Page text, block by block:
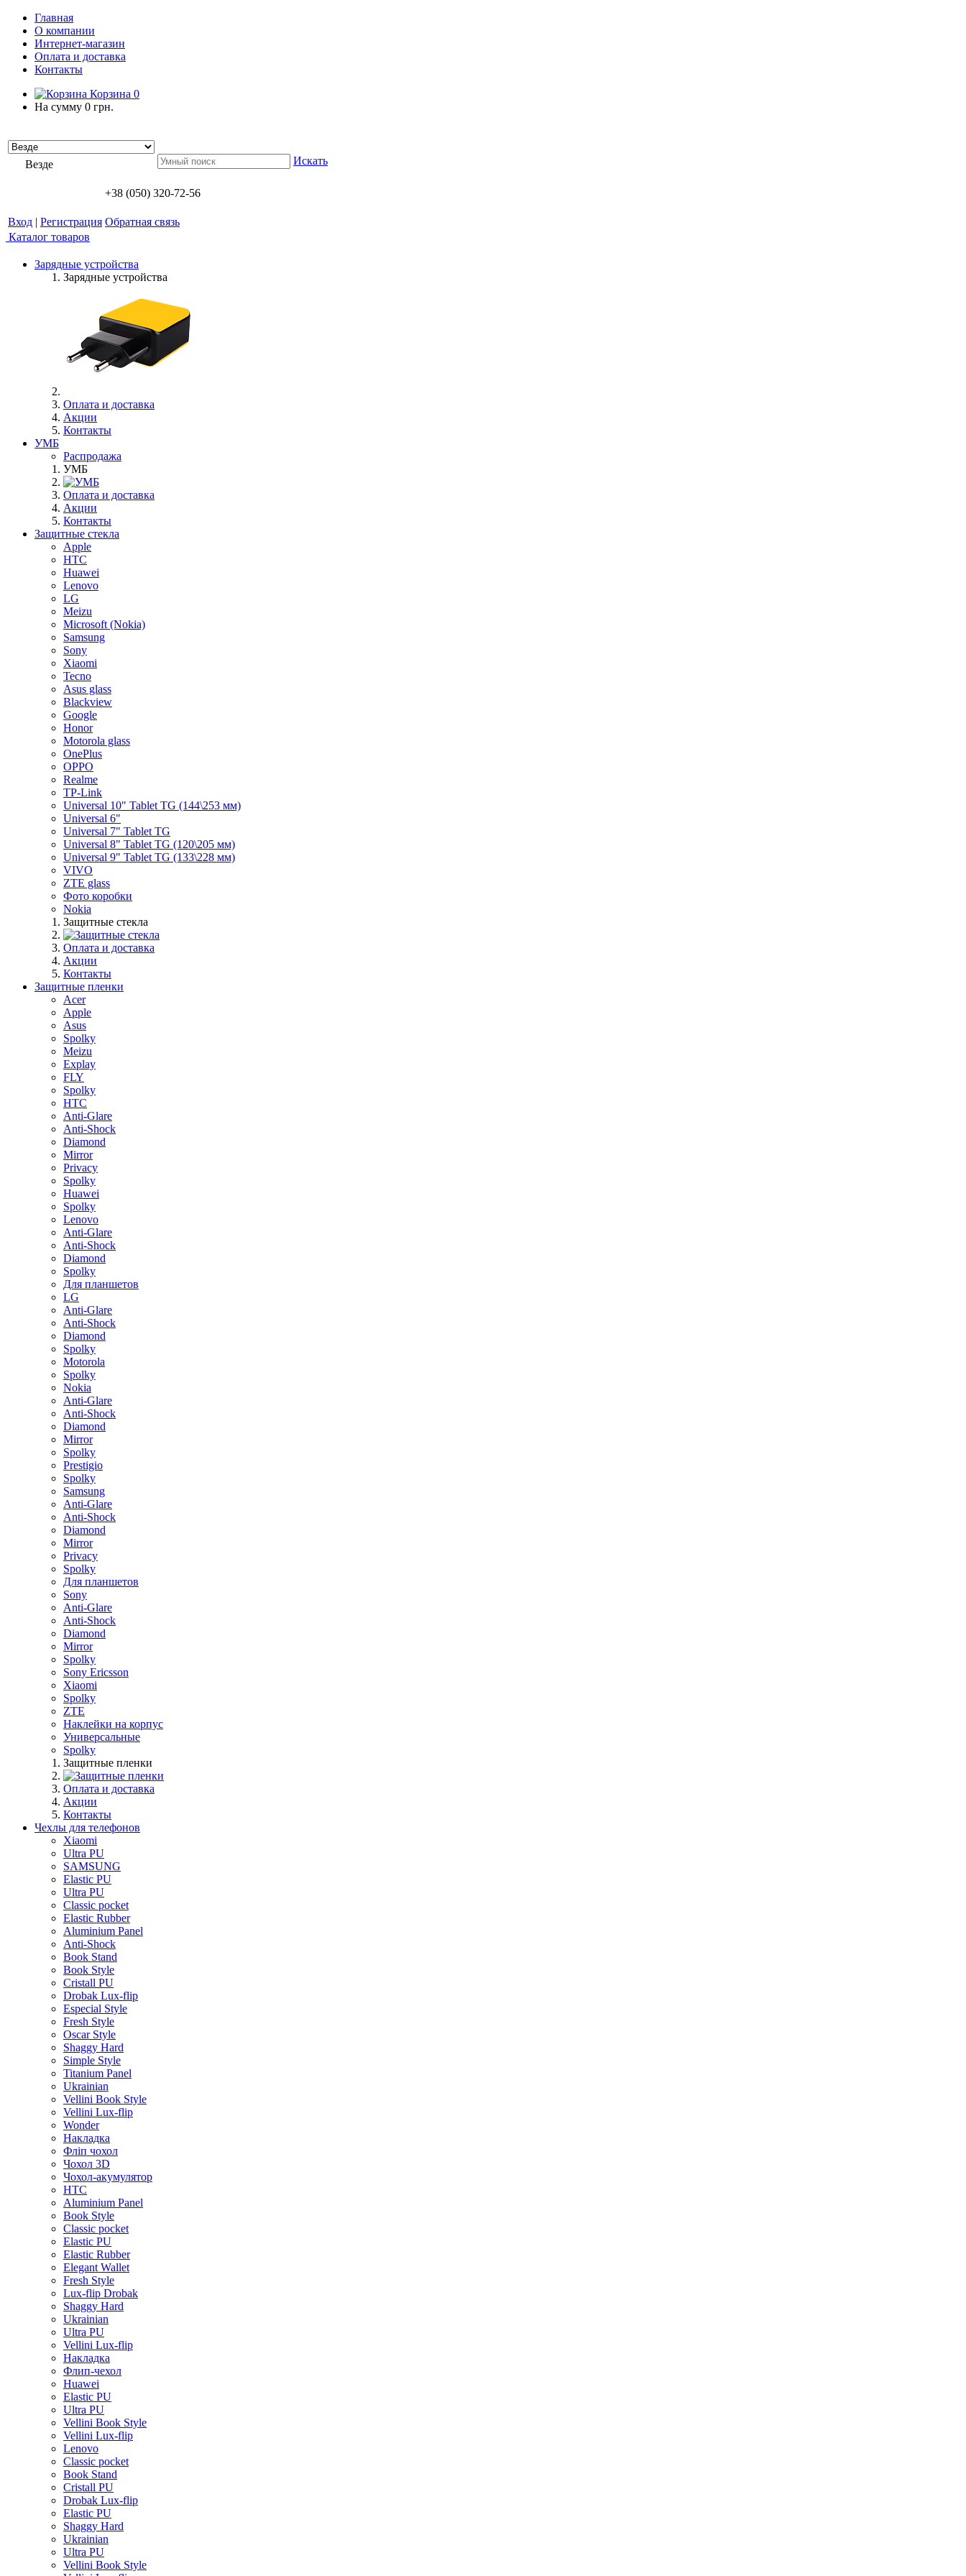
Главная
О компании
Интернет-магазин
Оплата и доставка
Контакты
Корзина 0
На сумму 0 грн.
Везде Искать
+38 (050) 320-72-56
Вход | Регистрация Обратная связь
Каталог товаров
Зарядные устройства
Зарядные устройства
Оплата и доставка
Акции
Контакты
УМБ
Распродажа
УМБ
Оплата и доставка
Акции
Контакты
Защитные стекла
Apple
HTC
Huawei
Lenovo
LG
Meizu
Microsoft (Nokia)
Samsung
Sony
Xiaomi
Tecno
Asus glass
Blackview
Google
Honor
Motorola glass
OnePlus
OPPO
Realme
TP-Link
Universal 10" Tablet TG (144\253 мм)
Universal 6"
Universal 7" Tablet TG
Universal 8" Tablet TG (120\205 мм)
Universal 9" Tablet TG (133\228 мм)
VIVO
ZTE glass
Фото коробки
Nokia
Защитные стекла
Оплата и доставка
Акции
Контакты
Защитные пленки
Acer
Apple
Asus
Spolky
Meizu
Explay
FLY
Spolky
HTC
Anti-Glare
Anti-Shock
Diamond
Mirror
Privacy
Spolky
Huawei
Spolky
Lenovo
Anti-Glare
Anti-Shock
Diamond
Spolky
Для планшетов
LG
Anti-Glare
Anti-Shock
Diamond
Spolky
Motorola
Spolky
Nokia
Anti-Glare
Anti-Shock
Diamond
Mirror
Spolky
Prestigio
Spolky
Samsung
Anti-Glare
Anti-Shock
Diamond
Mirror
Privacy
Spolky
Для планшетов
Sony
Anti-Glare
Anti-Shock
Diamond
Mirror
Spolky
Sony Ericsson
Xiaomi
Spolky
ZTE
Наклейки на корпус
Универсальные
Spolky
Защитные пленки
Оплата и доставка
Акции
Контакты
Чехлы для телефонов
Xiaomi
Ultra PU
SAMSUNG
Elastic PU
Ultra PU
Classic pocket
Elastic Rubber
Aluminium Panel
Anti-Shock
Book Stand
Book Style
Cristall PU
Drobak Lux-flip
Especial Style
Fresh Style
Oscar Style
Shaggy Hard
Simple Style
Titanium Panel
Ukrainian
Vellini Book Style
Vellini Lux-flip
Wonder
Накладка
Фліп чохол
Чохол 3D
Чохол-акумулятор
HTC
Aluminium Panel
Book Style
Classic pocket
Elastic PU
Elastic Rubber
Elegant Wallet
Fresh Style
Lux-flip Drobak
Shaggy Hard
Ukrainian
Ultra PU
Vellini Lux-flip
Накладка
Флип-чехол
Huawei
Elastic PU
Ultra PU
Vellini Book Style
Vellini Lux-flip
Lenovo
Classic pocket
Book Stand
Cristall PU
Drobak Lux-flip
Elastic PU
Shaggy Hard
Ukrainian
Ultra PU
Vellini Book Style